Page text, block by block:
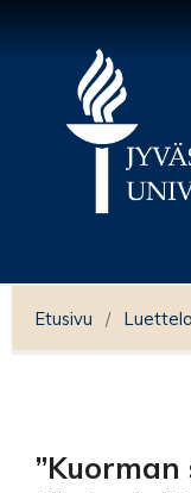
Etusivu / Luettelo
”Kuorman